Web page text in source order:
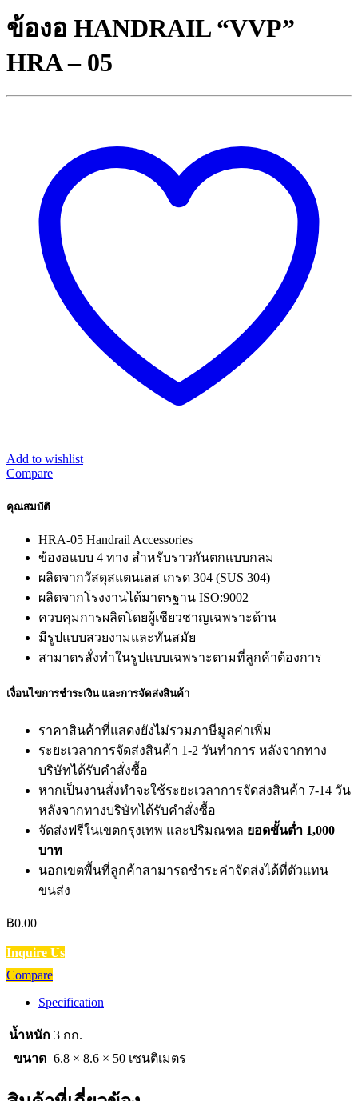
ข้องอ HANDRAIL “VVP”
HRA – 05
Add to wishlist
Compare
คุณสมบัติ
HRA-05 Handrail Accessories
ข้องอแบบ 4 ทาง สำหรับราวกันตกแบบกลม
ผลิตจากวัสดุสแตนเลส เกรด 304 (SUS 304)
ผลิตจากโรงงานได้มาตรฐาน ISO:9002
ควบคุมการผลิตโดยผู้เชียวชาญเฉพราะด้าน
มีรูปแบบสวยงามและทันสมัย
สามาตรสั่งทำในรูปแบบเฉพราะตามที่ลูกค้าต้องการ
เงื่อนไขการชำระเงิน และการจัดส่งสินค้า
ราคาสินค้าที่แสดงยังไม่รวมภาษีมูลค่าเพิ่ม
ระยะเวลาการจัดส่งสินค้า 1-2 วันทำการ หลังจากทาง
บริษัทได้รับคำสั่งซื้อ
หากเป็นงานสั่งทำจะใช้ระยะเวลาการจัดส่งสินค้า 7-14 วัน
หลังจากทางบริษัทได้รับคำสั่งซื้อ
จัดส่งฟรีในเขตกรุงเทพ และปริมณฑล ยอดขั้นต่ำ 1,000
บาท
นอกเขตพื้นที่ลูกค้าสามารถชำระค่าจัดส่งได้ที่ตัวแทน
ขนส่ง
฿0.00
Inquire Us
Compare
Specification
น้ำหนัก 3 กก.
ขนาด 6.8 × 8.6 × 50 เซนติเมตร